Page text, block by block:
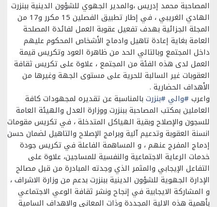
المصاحبة محمد إدريس ،والمدير الجهوي للشؤون الدينية ببنزرت
الهادي الغريبي ، في إطار تطبيق الفصلين 15 مكرر و17 من
المجلة الجزائية بهدف تفعيل عقوبة العمل لفائدة المصلحة
العامة بغاية إعادة تاهيل وادماج الأشخاص المحكوم عليهم
داخل المجتمع وبالتالي الحد من ظاهرة العود وتكريس قيمة
العمل لدى هذه الفئة من المجتمع ، علاوة على تكريس ثقافة
العقوبات غير السالبة للحرية على مستوى الجهة وغيرها من
الأهداف الحضارية .
واعرب#والي#بنزرت بالمناسبة عن تقديره لمجهودات كافة
العاملين بمكتب المصاحبة ببنزرت ووزارة العدل والهيئة العامة
للسجون والإصلاح وبقية الهياكل المتدخلة ، في تكريس مقومات
انسنة العقوبة وتدعيم آلية وبرامج الإصلاح والتاهيل لضمان حسن
إدماج المفرج عنهم ، و المساهمة الفاعلة في تكريس جودة
خدمات الرعاية الاجتماعية والنفسية للمساجين، علاوة على
التفاعل الإيجابي والمثمر الذي وجدته المبادرة من قبل مصالح
الإدارة الجهوية للشؤون الدينية ببنزرت بدعم من وزارة الاشراف ،
و المشاركة الايجابية في إنجاح ونشر ثقافة الوعي الاجتماعي
بأهمية هذه الالية المجددة وذات المعاني والاهداف السامية